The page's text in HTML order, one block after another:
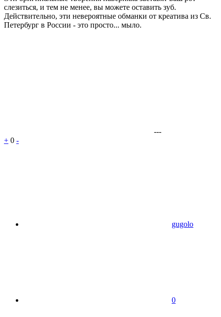
слезиться, и тем не менее, вы можете оставить зуб.
Действительно, эти невероятные обманки от креатива из Св.
Петербург в России - это просто... мыло.
---
+ 0 -
gugolo
0